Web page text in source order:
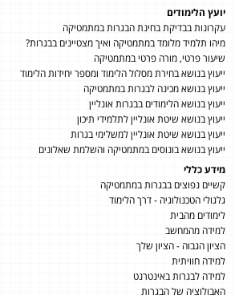
יועץ הלימודים
עקרונות בבדיקת בחינת הבגרות במתמטיקה
מיהו תלמיד מלומד במתמטיקה ואיך מצטיינים בבגרות?
שיעור פרטי, מורה פרטי במתמטיקה
ייעוץ בנושא בחירת מסלול הלימוד ומספר יחידות הלימוד
ייעוץ בנושא מכינה לבגרות במתמטיקה
ייעוץ בנושא הלימודים בבגרות אונליין
ייעוץ בנושא שיטת אונליין לתלמידי תיכון
ייעוץ בנושא שיטת אונליין למשלימי בגרות
ייעוץ בנושא בונוסים במתמטיקה והשלמת שאלונים
מידע כללי
קשיים נפוצים בבגרות במתמטיקה
גלגולי הטכנולוגיה - דרך הלימוד
לימודים מהבית
למידה מהמחשב
הציון הגבוה - הציון שלך
למידה חוויתית
למידה לבגרות באינטרנט
האבולוציה של הבגרות